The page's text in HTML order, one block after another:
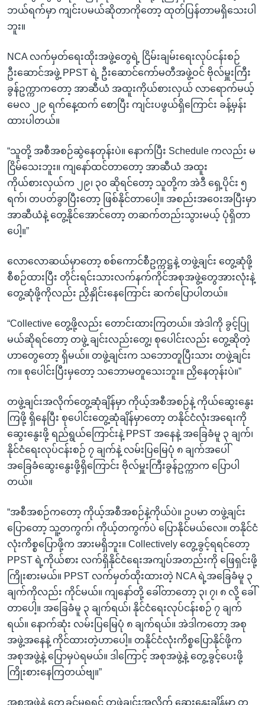
ဘယ်ရက်မှာ ကျင်းပမယ်ဆိုတာကိုတော့ ထုတ်ပြန်တာမရှိသေးပါ
ဘူး။
NCA လက်မှတ်ရေးထိုးအဖွဲ့တွေရဲ့ ငြိမ်းချမ်းရေးလုပ်ငန်းစဉ်
ဦးဆောင်အဖွဲ့ PPST ရဲ့ ဦးဆောင်ကော်မတီအဖွဲ့ဝင် ဗိုလ်မှူးကြီး
ခွန်ဥက္ကာကတော့ အာဆီယံ အထူးကိုယ်စားလှယ် လာရောက်မယ့်
မေလ ၂၉ ရက်နေ့ထက် စောပြီး ကျင်းပဖွယ်ရှိကြောင်း ခန့်မှန်း
ထားပါတယ်။
“သူတို့ အစီအစဉ်ဆွဲနေတုန်းပဲ။ နောက်ပြီး Schedule ကလည်း မ
ငြိမ်သေးဘူး။ ကျနော်ထင်တာတော့ အာဆီယံ အထူး
ကိုယ်စားလှယ်က ၂၉၊ ၃၀ ဆိုရင်တော့ သူတို့က အဲဒီ ရှေ့ပိုင်း ၅
ရက်၊ တပတ်ခွာပြီးတော့ ဖြစ်နိုင်တာပေါ့။ အစည်းအဝေးအပြီးမှာ
အာဆီယံနဲ့ တွေ့နိုင်အောင်တော့ တဆက်တည်းသွားမယ့် ပုံရှိတာ
ပေါ့။”
လောလောဆယ်မှာတော့ စစ်ကောင်စီဥက္ကဋ္ဌနဲ့ တဖွဲ့ချင်း တွေ့ဆုံဖို့
စီစဉ်ထားပြီး တိုင်းရင်းသားလက်နက်ကိုင်အစုအဖွဲ့တွေအားလုံးနဲ့
တွေ့ဆုံဖို့ကိုလည်း ညှိနှိုင်းနေကြောင်း ဆက်ပြောပါတယ်။
“Collective တွေ့ဖို့လည်း တောင်းထားကြတယ်။ အဲဒါကို ခွင့်ပြု
မယ်ဆိုရင်တော့ တဖွဲ့ ချင်းလည်းတွေ့၊ စုပေါင်းလည်း တွေ့ဆိုတဲ့
ဟာတွေတော့ ရှိမယ်။ တဖွဲ့ချင်းက သဘောတူပြီးသား တဖွဲ့ချင်း
က။ စုပေါင်းပြီးမှတော့ သဘောမတူသေးဘူး။ ညှိနေတုန်းပဲ။”
တဖွဲ့ချင်းအလိုက်တွေ့ဆုံချိန်မှာ ကိုယ့်အစီအစဉ်နဲ့ ကိုယ်ဆွေးနွေး
ကြဖို့ ရှိနေပြီး စုပေါင်းတွေ့ဆုံချိန်မှာတော့ တနိုင်ငံလုံးအရေးကို
ဆွေးနွေးဖို့ ရည်ရွယ်ကြောင်းနဲ့ PPST အနေနဲ့ အခြေခံမူ ၃ ချက်၊
နိုင်ငံရေးလုပ်ငန်းစဉ် ၇ ချက်နဲ့ လမ်းပြမြေပုံ ၈ ချက်အပေါ်
အခြေခံဆွေးနွေးဖို့ရှိကြောင်း ဗိုလ်မှူးကြီးခွန်ဥက္ကာက ပြောပါ
တယ်။
“အစီအစဉ်ကတော့ ကိုယ့်အစီအစဉ်နဲ့ကိုယ်ပဲ။ ဥပမာ တဖွဲ့ချင်း
ပြောတော့ သူ့တကွက်၊ ကိုယ့်တကွက်ပဲ ပြောနိုင်မယ်လေ။ တနိုင်ငံ
လုံးကိစ္စပြောဖို့က အားမရှိဘူး။ Collectively တွေ့ခွင့်ရရင်တော့
PPST ရဲ့ကိုယ်စား လက်ရှိနိုင်ငံရေးအကျပ်အတည်းကို ဖြေရှင်းဖို့
ကြိုးစားမယ်။ PPST လက်မှတ်ထိုးထားတဲ့ NCA ရဲ့အခြေခံမူ ၃
ချက်ကိုလည်း ကိုင်မယ်။ ကျနော်တို့ ခေါ်တာတော့ ၃၊ ၇၊ ၈ လို့ ခေါ်
တာပေါ့။ အခြေခံမူ ၃ ချက်ရယ်၊ နိုင်ငံရေးလုပ်ငန်းစဉ် ၇ ချက်
ရယ်။ နောက်ဆုံး လမ်းပြမြေပုံ ၈ ချက်ရယ်။ အဲဒါကတော့ အစု
အဖွဲ့အနေနဲ့ ကိုင်ထားတဲ့ဟာပေါ့။ တနိုင်ငံလုံးကိစ္စပြောနိုင်ဖို့က
အစုအဖွဲ့နဲ့ ပြောမှပဲရမယ်။ ဒါကြောင့် အစုအဖွဲ့နဲ့ တွေ့ခွင့်ပေးဖို့
ကြိုးစားနေကြတယ်ဗျ။”
အစုအဖွဲ့နဲ့ တွေ့ခွင့်မရရင် တဖွဲ့ချင်းအလိုက် ဆွေးနွေးချိန်မှာ တ